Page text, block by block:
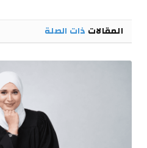
المقالات ذات الصلة